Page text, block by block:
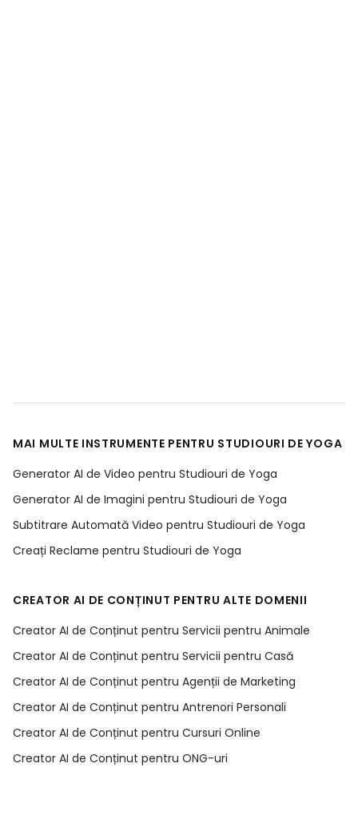
MAI MULTE INSTRUMENTE PENTRU STUDIOURI DE YOGA
Generator AI de Video pentru Studiouri de Yoga
Generator AI de Imagini pentru Studiouri de Yoga
Subtitrare Automată Video pentru Studiouri de Yoga
Creați Reclame pentru Studiouri de Yoga
CREATOR AI DE CONȚINUT PENTRU ALTE DOMENII
Creator AI de Conținut pentru Servicii pentru Animale
Creator AI de Conținut pentru Servicii pentru Casă
Creator AI de Conținut pentru Agenții de Marketing
Creator AI de Conținut pentru Antrenori Personali
Creator AI de Conținut pentru Cursuri Online
Creator AI de Conținut pentru ONG-uri